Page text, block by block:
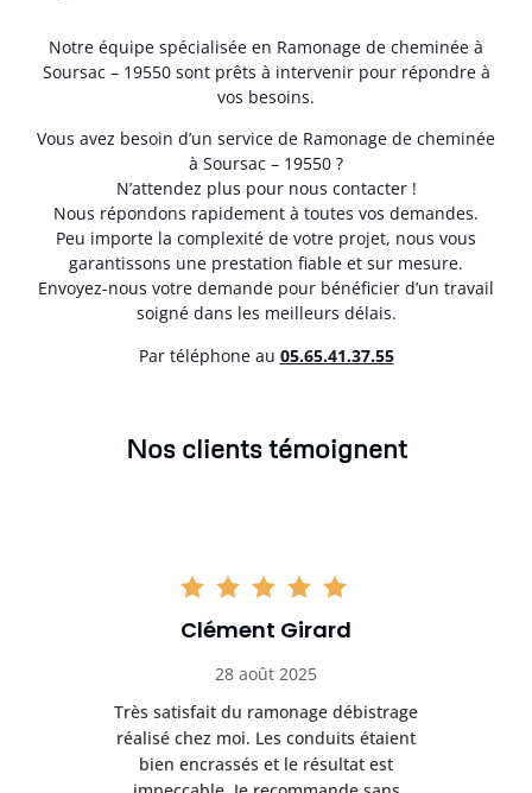
Notre équipe spécialisée en Ramonage de cheminée à
Soursac – 19550 sont prêts à intervenir pour répondre à
vos besoins.
Vous avez besoin d’un service de Ramonage de cheminée
à Soursac – 19550 ?
N’attendez plus pour nous contacter !
Nous répondons rapidement à toutes vos demandes.
Peu importe la complexité de votre projet, nous vous
garantissons une prestation fiable et sur mesure.
Envoyez-nous votre demande pour bénéficier d’un travail
soigné dans les meilleurs délais.
Par téléphone au 05.65.41.37.55
Nos clients témoignent
Clément Girard
28 août 2025
Très satisfait du ramonage débistrage
réalisé chez moi. Les conduits étaient
bien encrassés et le résultat est